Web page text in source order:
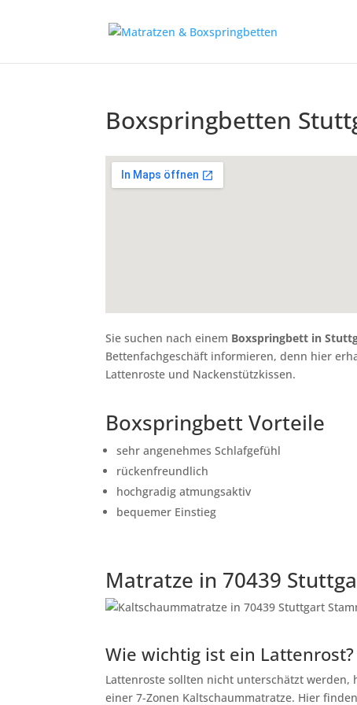
Boxspringbetten
Sie suchen nach einem Boxspringbett in
Bettenfachgeschäft informieren, denn hier
Lattenroste und Nackenstützkissen.
Boxspringbett Vorteile
sehr angenehmes Schlafgefühl
rückenfreundlich
hochgradig atmungsaktiv
bequemer Einstieg
Matratze in 70439
Wie wichtig ist ein Lattenrost?
Lattenroste sollten nicht unterschätzt werden,
einer 7-Zonen Kaltschaummatratze. Hier